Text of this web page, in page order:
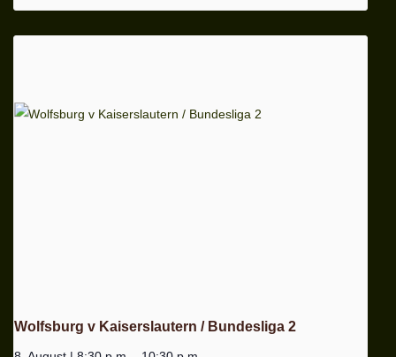
Wolfsburg v Kaiserslautern / Bundesliga 2